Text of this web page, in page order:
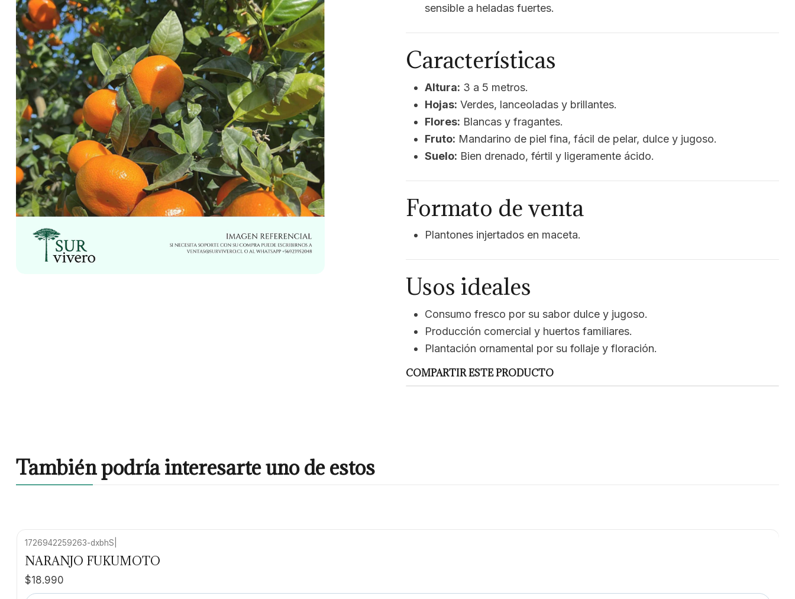
sensible a heladas fuertes.
Características
Altura: 3 a 5 metros.
Hojas: Verdes, lanceoladas y brillantes.
Flores: Blancas y fragantes.
Fruto: Mandarino de piel fina, fácil de pelar, dulce y jugoso.
Suelo: Bien drenado, fértil y ligeramente ácido.
Formato de venta
Plantones injertados en maceta.
Usos ideales
Consumo fresco por su sabor dulce y jugoso.
Producción comercial y huertos familiares.
Plantación ornamental por su follaje y floración.
COMPARTIR ESTE PRODUCTO
También podría interesarte uno de estos
1726942259263-dxbhS
NARANJO FUKUMOTO
$18.990